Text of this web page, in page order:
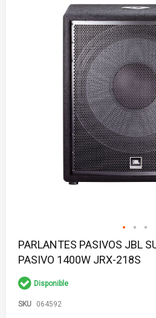
Saltar
al
comienzo
la
galería
de
PARLANTES PASIVOS JBL
PASIVO 1400W JRX-218S
Disponible
SKU 064592